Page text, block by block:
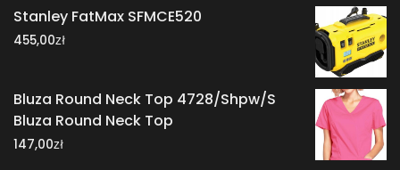
Stanley FatMax SFMCE520
455,00zł
Bluza Round Neck Top 4728/Shpw/S
Bluza Round Neck Top
147,00zł